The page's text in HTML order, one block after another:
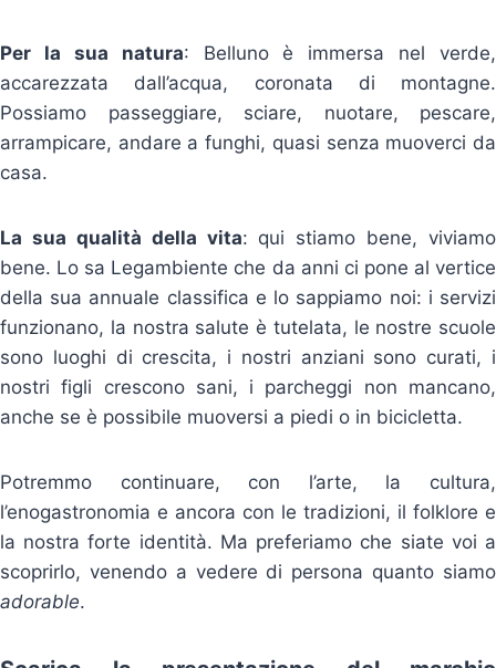
Per la sua natura: Belluno è immersa nel verde,
accarezzata dall’acqua, coronata di montagne.
Possiamo passeggiare, sciare, nuotare, pescare,
arrampicare, andare a funghi, quasi senza muoverci da
casa.
La sua qualità della vita: qui stiamo bene, viviamo
bene. Lo sa Legambiente che da anni ci pone al vertice
della sua annuale classifica e lo sappiamo noi: i servizi
funzionano, la nostra salute è tutelata, le nostre scuole
sono luoghi di crescita, i nostri anziani sono curati, i
nostri figli crescono sani, i parcheggi non mancano,
anche se è possibile muoversi a piedi o in bicicletta.
Potremmo continuare, con l’arte, la cultura,
l’enogastronomia e ancora con le tradizioni, il folklore e
la nostra forte identità. Ma preferiamo che siate voi a
scoprirlo, venendo a vedere di persona quanto siamo
adorable.